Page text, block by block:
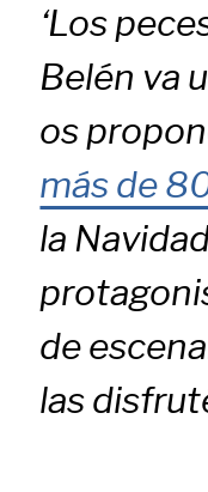
‘Los
Belén va
os
más de
la
de
las